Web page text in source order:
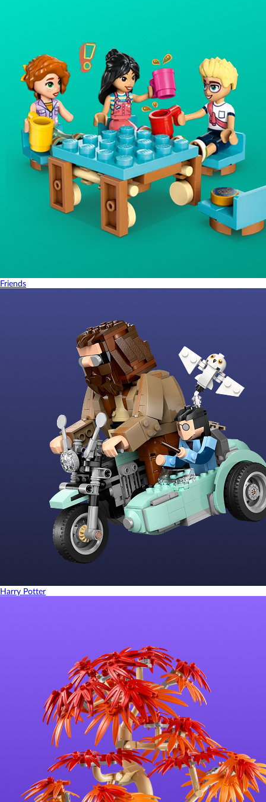
Friends
Harry Potter